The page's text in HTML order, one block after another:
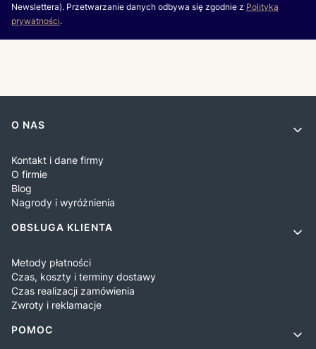
Newslettera). Przetwarzanie danych odbywa się zgodnie z Polityką
prywatności.
Linki w stopce
O NAS
Kontakt i dane firmy
O firmie
Blog
Nagrody i wyróżnienia
OBSŁUGA KLIENTA
Metody płatności
Czas, koszty i terminy dostawy
Czas realizacji zamówienia
Zwroty i reklamacje
POMOC